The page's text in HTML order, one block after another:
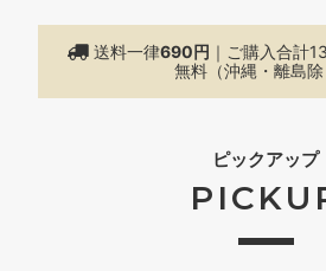
送料一律690円 ｜ご購入合計
無料（沖縄・離島除
ピックアップ